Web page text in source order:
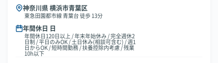
神奈川県 横浜市青葉区
東急田園都市線 青葉台 徒歩 13分
年間休日 日
年間休日120日以上 / 年末年始休み / 完全週休2
日制 / 平日のみOK / 土日休み(相談可含む) / 週1
日からOK / 短時間勤務 / 扶養控除内考慮 / 残業
10h以下